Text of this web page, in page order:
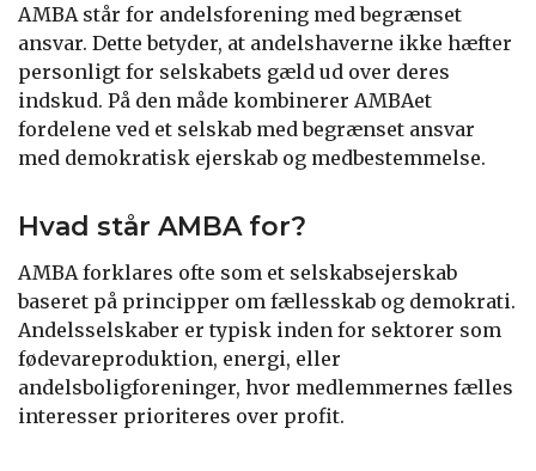
AMBA står for andelsforening med begrænset
ansvar. Dette betyder, at andelshaverne ikke hæfter
personligt for selskabets gæld ud over deres
indskud. På den måde kombinerer AMBAet
fordelene ved et selskab med begrænset ansvar
med demokratisk ejerskab og medbestemmelse.
Hvad står AMBA for?
AMBA forklares ofte som et selskabsejerskab
baseret på principper om fællesskab og demokrati.
Andelsselskaber er typisk inden for sektorer som
fødevareproduktion, energi, eller
andelsboligforeninger, hvor medlemmernes fælles
interesser prioriteres over profit.